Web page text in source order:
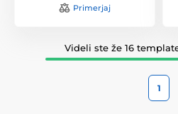
Primerjaj
Videli ste že 16
1